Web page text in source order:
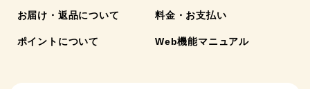
お届け・返品について 料金・お支払い
ポイントについて Web機能マニュアル